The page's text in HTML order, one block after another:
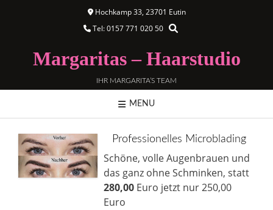
Hochkamp 33, 23701 Eutin
Tel: 0157 771 020 50
Margaritas – Haarstudio
IHR MARGARITA’S TEAM
MENU
Professionelles Microblading
Schöne, volle Augenbrauen und
das ganz ohne Schminken, statt
280,00Euro jetzt nur 250,00
Euro